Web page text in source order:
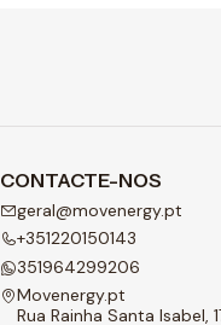
CONTACTE-NOS
geral@movenergy.pt
+351220150143
351964299206
Movenergy.pt
Rua Rainha Santa Isabel,